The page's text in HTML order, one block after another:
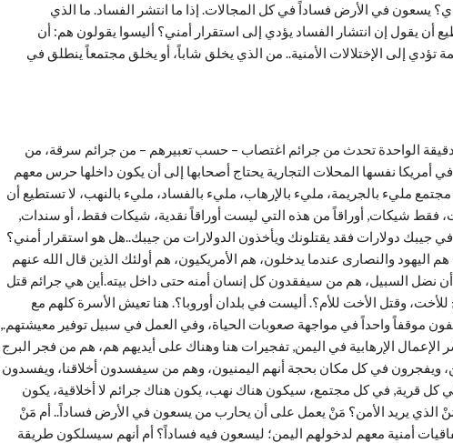
يسعون في الأرض فساداً في كل المجالات. إذا ما انتشر الفساد. ما الذي
يقول إن انتشار الفساد يؤدي إلى استقرار أمني؟ أليسوا يقولون هم: أن
تؤدي إلى الإختلالات الأمنية.. من الذي يخلق شاباً، أو يخلق مجتمعاً ينطلق في
الواحدة تحدث من جرائم اغتصاب – حسب تعبيرهم – من جرائم سرقة، من
أمريكا نفسها المحلات التجارية يحتاج أصحابها إلى أن يكون داخلها حرس معهم
مليء بالجريمة، مليء بالإرهاب، مليء بالفساد، مليء بالنهب، لا تستطيع أن
فقط شيكات, أوراقاً من هذه التي ليست أوراقاً نقدية، شيكات فقط، أو سندات,
جيبك دولارات فقد يقتلونك ويأخذون الدولارات من جيبك..هل هو استقرار أمني؟
هم اليهود والنصارى عندما يدخلون، هم الأمريكيون، هم أولئك الذين قال الله عنهم
نضل السبيل، هم من سيفقدون كل إنسان أمنه حتى داخل بيته.أين هي جرائم قتل
للأخت، وقتل الأخت للأم؟. أليست في بلدان أوروبا؟. هنا تعيش الأسرة كلهم مع
موقفاً واحداً في مواجهة صعوبات الحياة، وفي العمل في سبيل توفير معيشتهم.,
الإرهابية في اليمن, تفجيرات هنا وهناك على أيديهم هم، هم من فجر البرج
ويفجرون في كل مكان بحجة أنهم اليمنيون، وهم من سيفسدون أخلاقنا، ويفسدون
في كل قرية, في كل مجتمع، سيكون هناك نهب، يكون هناك جرائم لا أخلاقية، يكون
الذي يريد الأمن؟ مَنْ يعمل على أن يحارب من يسعون في الأرض فساداً.. أم مَنْ
أمنية معهم لدخولهم اليمن؛ ليسعون فيه فساداً؟ أم أنهم سيسلكون طريقة